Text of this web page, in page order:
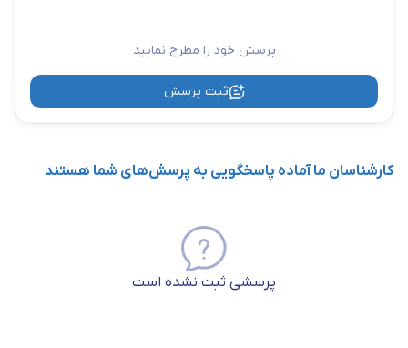
پرسش خود را مطرح نمایید
ثبت پرسش
کارشناسان ما آماده پاسخگویی به پرسش‌های شما هستند
پرسشی ثبت نشده است